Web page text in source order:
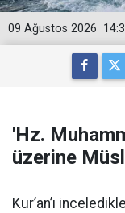
09 Ağustos 2026
'Hz.
üzerine
Kur’an’ı